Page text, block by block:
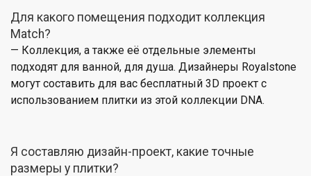
Для какого помещения подходит коллекция
Match?
— Коллекция, а также её отдельные элементы
подходят для ванной, для душа. Дизайнеры Royalstone
могут составить для вас бесплатный 3D проект с
использованием плитки из этой коллекции DNA.
Я составляю дизайн-проект, какие точные
размеры у плитки?